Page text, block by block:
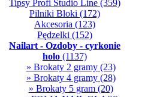
Tipsy Profi Studio Line (359)
Pilniki Bloki (172)
Akcesoria (123)
Pędzelki (152)
Nailart - Ozdoby - cyrkonie
holo (1137)
» Brokaty 2 gramy(23)
» Brokaty 4 gramy(28)
» Brokaty 5 gram(20)